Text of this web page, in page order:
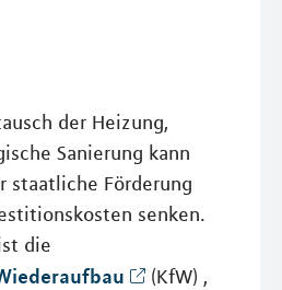
der Heizung,
Sanierung kann
staatliche Förderung
senken.
die
(KfW) ,